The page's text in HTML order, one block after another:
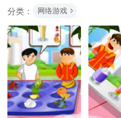
分类：
网络游戏